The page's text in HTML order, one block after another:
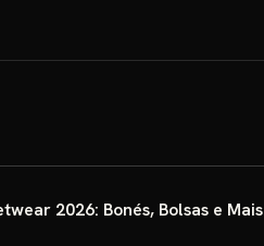
2026: Bonés, Bolsas e Mais